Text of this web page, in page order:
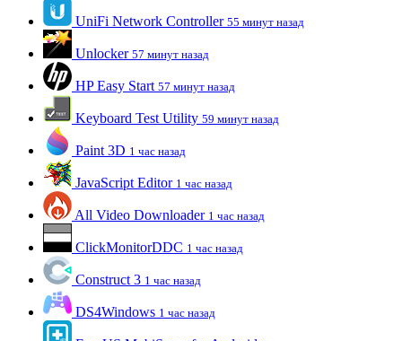
UniFi Network Controller 55 минут назад
Unlocker 57 минут назад
HP Easy Start 57 минут назад
Keyboard Test Utility 59 минут назад
Paint 3D 1 час назад
JavaScript Editor 1 час назад
All Video Downloader 1 час назад
ClickMonitorDDC 1 час назад
Construct 3 1 час назад
DS4Windows 1 час назад